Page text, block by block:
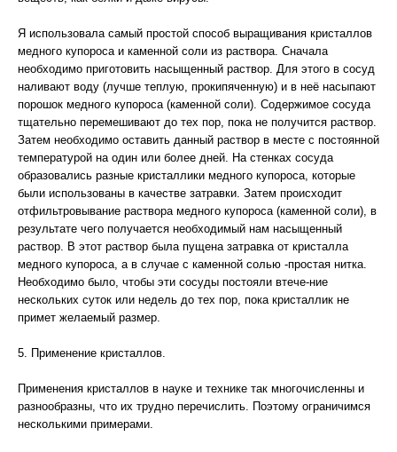
Я использовала самый простой способ выращивания кристаллов
медного купороса и каменной соли из раствора. Сначала
необходимо приготовить насыщенный раствор. Для этого в сосуд
наливают воду (лучше теплую, прокипяченную) и в неё насыпают
порошок медного купороса (каменной соли). Содержимое сосуда
тщательно перемешивают до тех пор, пока не получится раствор.
Затем необходимо оставить данный раствор в месте с постоянной
температурой на один или более дней. На стенках сосуда
образовались разные кристаллики медного купороса, которые
были использованы в качестве затравки. Затем происходит
отфильтровывание раствора медного купороса (каменной соли), в
результате чего получается необходимый нам насыщенный
раствор. В этот раствор была пущена затравка от кристалла
медного купороса, а в случае с каменной солью -простая нитка.
Необходимо было, чтобы эти сосуды постояли втече-ние
нескольких суток или недель до тех пор, пока кристаллик не
примет желаемый размер.
5. Применение кристаллов.
Применения кристаллов в науке и технике так многочисленны и
разнообразны, что их трудно перечислить. Поэтому ограничимся
несколькими примерами.